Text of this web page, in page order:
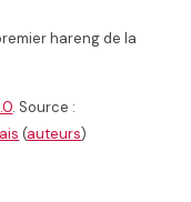
hareng de la
. Source :
(auteurs)